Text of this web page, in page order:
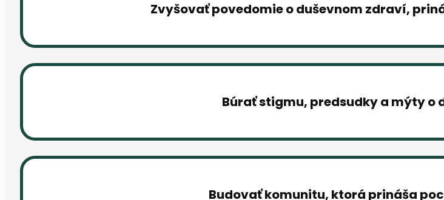
Zvyšovať povedomie o duševnom zdraví,
Búrať stigmu, predsudky a mýty o
Budovať komunitu, ktorá prináša